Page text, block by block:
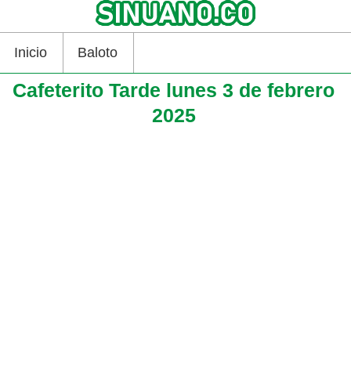
Inicio Baloto
Cafeterito Tarde lunes 3 de febrero
2025